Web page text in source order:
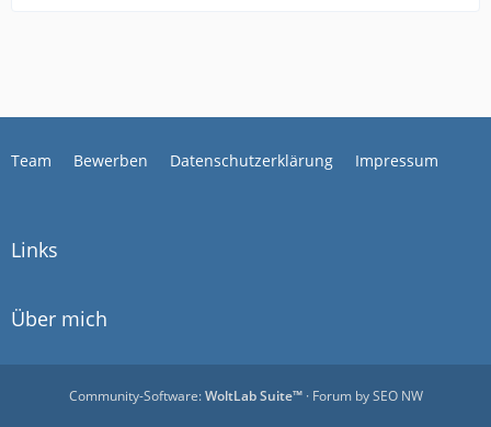
Team Bewerben Datenschutzerklärung Impressum
Links
Über mich
Community-Software:WoltLab Suite™· Forum bySEO NW